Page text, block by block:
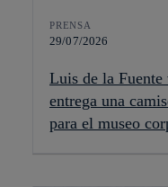
PRENSA
29/07/2026
Luis de la
entrega una
para el museo